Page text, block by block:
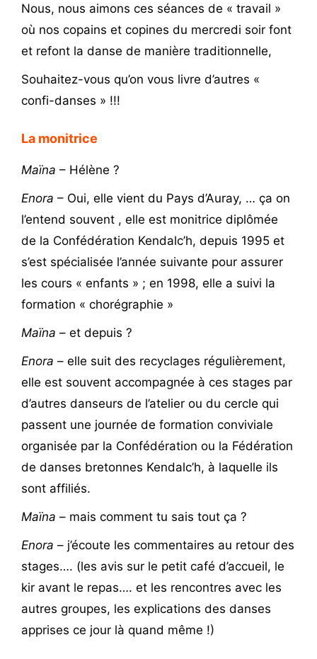
Nous, nous aimons ces séances de « travail »
où nos copains et copines du mercredi soir font
et refont la danse de manière traditionnelle,
Souhaitez-vous qu’on vous livre d’autres «
confi-danses » !!!
La monitrice
Maïna – Hélène ?
Enora – Oui, elle vient du Pays d’Auray, … ça on
l’entend souvent , elle est monitrice diplômée
de la Confédération Kendalc’h, depuis 1995 et
s’est spécialisée l’année suivante pour assurer
les cours « enfants » ; en 1998, elle a suivi la
formation « chorégraphie »
Maïna – et depuis ?
Enora – elle suit des recyclages régulièrement,
elle est souvent accompagnée à ces stages par
d’autres danseurs de l’atelier ou du cercle qui
passent une journée de formation conviviale
organisée par la Confédération ou la Fédération
de danses bretonnes Kendalc’h, à laquelle ils
sont affiliés.
Maïna – mais comment tu sais tout ça ?
Enora – j’écoute les commentaires au retour des
stages…. (les avis sur le petit café d’accueil, le
kir avant le repas…. et les rencontres avec les
autres groupes, les explications des danses
apprises ce jour là quand même !)